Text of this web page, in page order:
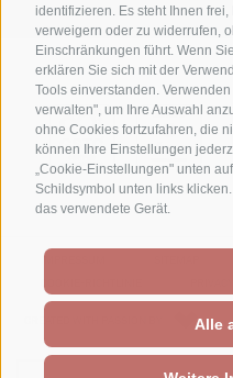
identifizieren. Es steht Ihnen
verweigern oder zu widerrufen,
Einschränkungen führt. Wenn
erklären Sie sich mit der
Tools einverstanden.
verwalten", um Ihre Auswahl
ohne Cookies fortzufahren, die
können Ihre Einstellungen
„Cookie-Einstellungen" unten
Schildsymbol unten links
das verwendete Gerät.
Alle
IMPRESSUM